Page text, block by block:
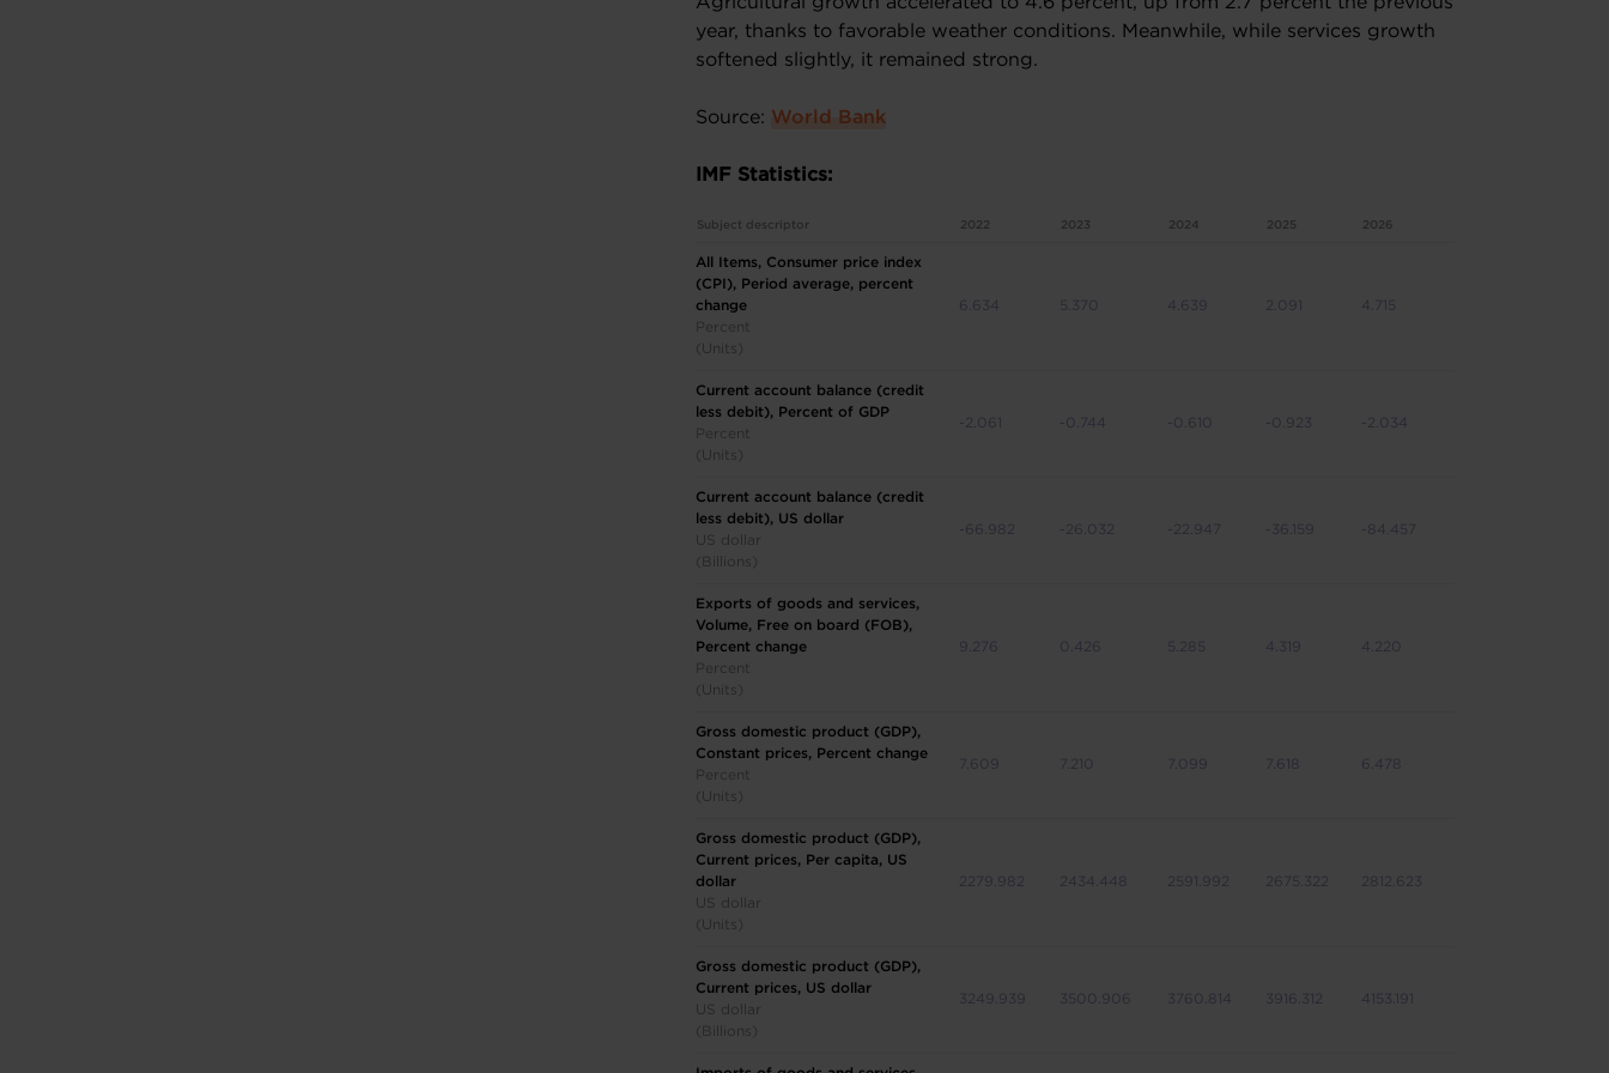
year, thanks to favorable weather conditions. Meanwhile, while services growth
softened slightly, it remained strong.
Source: World Bank
IMF Statistics:
Subject descriptor 2022 2023 2024 2025 2026
All Items, Consumer price index
(CPI), Period average, percent
change
Percent
(Units)
6.634 5.370 4.639 2.091 4.715
Current account balance (credit
less debit), Percent of GDP
Percent
(Units)
-2.061 -0.744 -0.610 -0.923 -2.034
Current account balance (credit
less debit), US dollar
US dollar
(Billions)
-66.982 -26.032 -22.947 -36.159 -84.457
Exports of goods and services,
Volume, Free on board (FOB),
Percent change
Percent
(Units)
9.276 0.426 5.285 4.319 4.220
Gross domestic product (GDP),
Constant prices, Percent change
Percent
(Units)
7.609 7.099 7.618 6.478
Gross domestic product (GDP),
Current prices, Per capita, US
dollar
US dollar
(Units)
2279.982 2434.448 2591.992 2675.322 2812.623
Gross domestic product (GDP),
Current prices, US dollar
US dollar
(Billions)
3249.939 3500.906 3760.814 3916.312 4153.191